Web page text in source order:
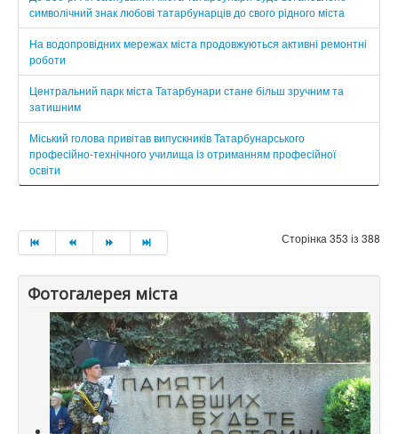
символічний знак любові татарбунарців до свого рідного міста
На водопровідних мережах міста продовжуються активні ремонтні
роботи
Центральний парк міста Татарбунари стане більш зручним та
затишним
Міський голова привітав випускників Татарбунарського
професійно-технічного училища із отриманням професійної
освіти
Сторінка 353 із 388
Фотогалерея міста